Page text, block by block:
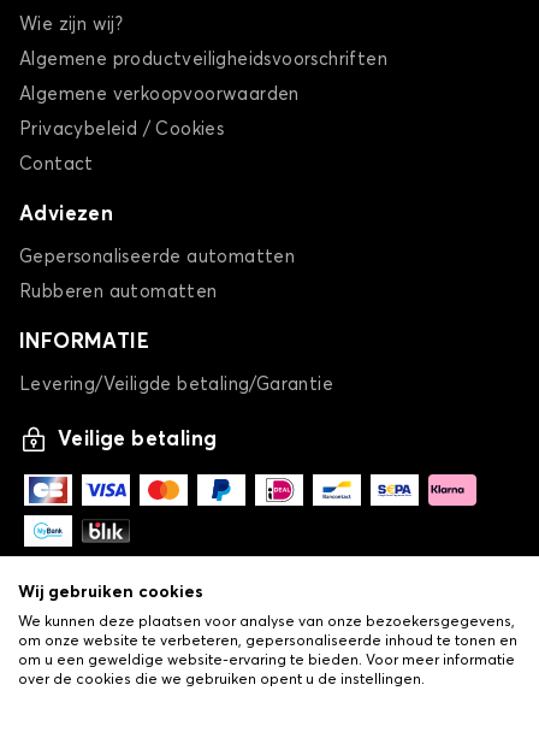
Wie zijn wij?
Algemene productveiligheidsvoorschriften
Algemene verkoopvoorwaarden
Privacybeleid / Cookies
Contact
Adviezen
Gepersonaliseerde automatten
Rubberen automatten
INFORMATIE
Levering/Veiligde betaling/Garantie
Veilige betaling
Wij gebruiken cookies
We kunnen deze plaatsen voor analyse van onze bezoekersgegevens,
om onze website te verbeteren, gepersonaliseerde inhoud te tonen en
om u een geweldige website-ervaring te bieden. Voor meer informatie
over de cookies die we gebruiken opent u de instellingen.